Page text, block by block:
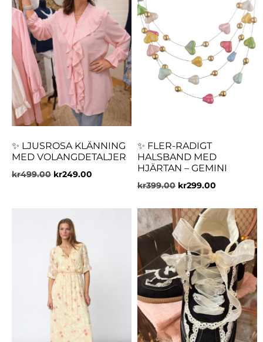
✨ LJUSROSA KLÄNNING
MED VOLANGDETALJER
kr499.00 kr249.00
✨ FLER-RADIGT
HALSBAND MED
HJÄRTAN – GEMINI
kr399.00 kr299.00